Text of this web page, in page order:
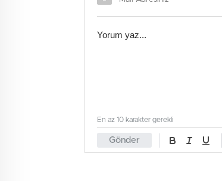
Gönder
En az 10 karakter gerekli